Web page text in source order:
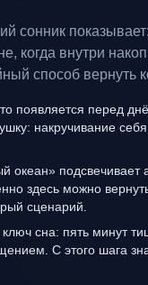
сонник
когда внутри
способ вернуть
появляется перед
накручивание
океан» подсвечивает
здесь можно
сценарий.
ключ сна: пять минут
С этого шага